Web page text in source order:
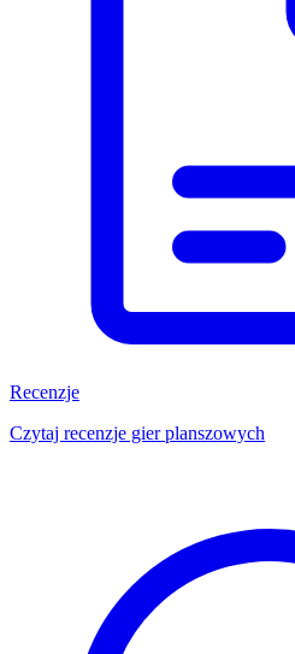
Recenzje
Czytaj recenzje gier planszowych